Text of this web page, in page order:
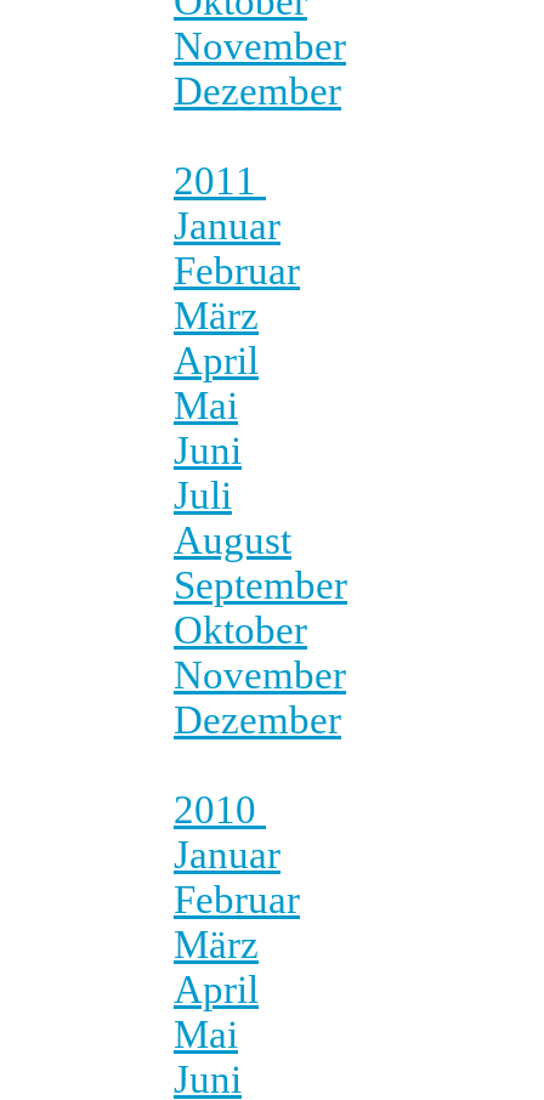
November
Dezember
2011
Januar
Februar
März
April
Mai
Juni
Juli
August
September
Oktober
November
Dezember
2010
Januar
Februar
März
April
Mai
Juni